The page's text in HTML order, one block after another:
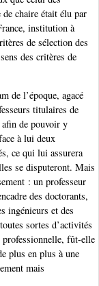
chaire était élu par
institution à
de sélection des
des critères de
de l’époque, agacé
titulaires de
de pouvoir y
à lui deux
ce qui lui assurera
se disputeront. Mais
: un professeur
des doctorants,
ingénieurs et des
sortes d’activités
professionnelle, fût-elle
plus en plus à une
mais